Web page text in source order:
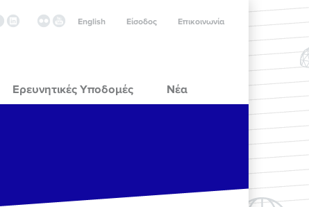
Επικοινωνία
Είσοδος
English
Ερευνητικές Υποδομές Νέα